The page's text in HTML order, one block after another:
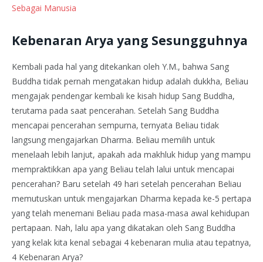
Sebagai Manusia
Kebenaran Arya yang Sesungguhnya
Kembali pada hal yang ditekankan oleh Y.M., bahwa Sang
Buddha tidak pernah mengatakan hidup adalah dukkha, Beliau
mengajak pendengar kembali ke kisah hidup Sang Buddha,
terutama pada saat pencerahan. Setelah Sang Buddha
mencapai pencerahan sempurna, ternyata Beliau tidak
langsung mengajarkan Dharma. Beliau memilih untuk
menelaah lebih lanjut, apakah ada makhluk hidup yang mampu
mempraktikkan apa yang Beliau telah lalui untuk mencapai
pencerahan? Baru setelah 49 hari setelah pencerahan Beliau
memutuskan untuk mengajarkan Dharma kepada ke-5 pertapa
yang telah menemani Beliau pada masa-masa awal kehidupan
pertapaan. Nah, lalu apa yang dikatakan oleh Sang Buddha
yang kelak kita kenal sebagai 4 kebenaran mulia atau tepatnya,
4 Kebenaran Arya?